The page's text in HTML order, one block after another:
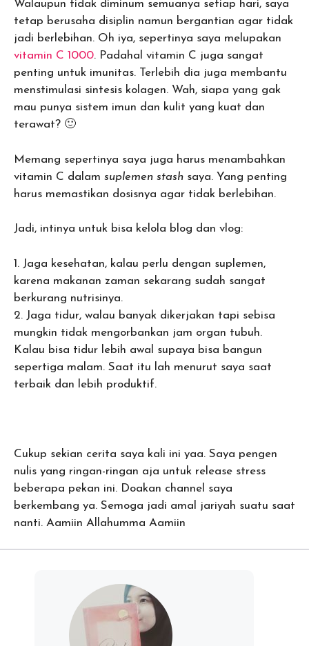
Walaupun tidak diminum semuanya setiap hari, saya
tetap berusaha disiplin namun bergantian agar tidak
jadi berlebihan. Oh iya, sepertinya saya melupakan
vitamin C 1000. Padahal vitamin C juga sangat
penting untuk imunitas. Terlebih dia juga membantu
menstimulasi sintesis kolagen. Wah, siapa yang gak
mau punya sistem imun dan kulit yang kuat dan
terawat? 🙂
Memang sepertinya saya juga harus menambahkan
vitamin C dalam suplemen stash saya. Yang penting
harus memastikan dosisnya agar tidak berlebihan.
Jadi, intinya untuk bisa kelola blog dan vlog:
1. Jaga kesehatan, kalau perlu dengan suplemen,
karena makanan zaman sekarang sudah sangat
berkurang nutrisinya.
2. Jaga tidur, walau banyak dikerjakan tapi sebisa
mungkin tidak mengorbankan jam organ tubuh.
Kalau bisa tidur lebih awal supaya bisa bangun
sepertiga malam. Saat itu lah menurut saya saat
terbaik dan lebih produktif.
Cukup sekian cerita saya kali ini yaa. Saya pengen
nulis yang ringan-ringan aja untuk release stress
beberapa pekan ini. Doakan channel saya
berkembang ya. Semoga jadi amal jariyah suatu saat
nanti. Aamiin Allahumma Aamiin